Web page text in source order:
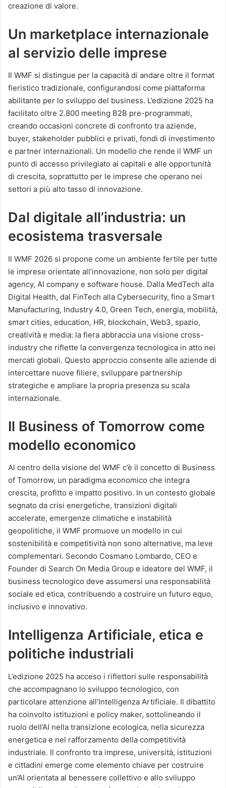
creazione di valore.
Un marketplace internazionale
al servizio delle imprese
Il WMF si distingue per la capacità di andare oltre il format
fieristico tradizionale, configurandosi come piattaforma
abilitante per lo sviluppo del business. L’edizione 2025 ha
facilitato oltre 2.800 meeting B2B pre-programmati,
creando occasioni concrete di confronto tra aziende,
buyer, stakeholder pubblici e privati, fondi di investimento
e partner internazionali. Un modello che rende il WMF un
punto di accesso privilegiato ai capitali e alle opportunità
di crescita, soprattutto per le imprese che operano nei
settori a più alto tasso di innovazione.
Dal digitale all’industria: un
ecosistema trasversale
Il WMF 2026 si propone come un ambiente fertile per tutte
le imprese orientate all’innovazione, non solo per digital
agency, AI company e software house. Dalla MedTech alla
Digital Health, dal FinTech alla Cybersecurity, fino a Smart
Manufacturing, Industry 4.0, Green Tech, energia, mobilità,
smart cities, education, HR, blockchain, Web3, spazio,
creatività e media: la fiera abbraccia una visione cross-
industry che riflette la convergenza tecnologica in atto nei
mercati globali. Questo approccio consente alle aziende di
intercettare nuove filiere, sviluppare partnership
strategiche e ampliare la propria presenza su scala
internazionale.
Il Business of Tomorrow come
modello economico
Al centro della visione del WMF c’è il concetto di Business
of Tomorrow, un paradigma economico che integra
crescita, profitto e impatto positivo. In un contesto globale
segnato da crisi energetiche, transizioni digitali
accelerate, emergenze climatiche e instabilità
geopolitiche, il WMF promuove un modello in cui
sostenibilità e competitività non sono alternative, ma leve
complementari. Secondo Cosmano Lombardo, CEO e
Founder di Search On Media Group e ideatore del WMF, il
business tecnologico deve assumersi una responsabilità
sociale ed etica, contribuendo a costruire un futuro equo,
inclusivo e innovativo.
Intelligenza Artificiale, etica e
politiche industriali
L’edizione 2025 ha acceso i riflettori sulle responsabilità
che accompagnano lo sviluppo tecnologico, con
particolare attenzione all’Intelligenza Artificiale. Il dibattito
ha coinvolto istituzioni e policy maker, sottolineando il
ruolo dell’AI nella transizione ecologica, nella sicurezza
energetica e nel rafforzamento della competitività
industriale. Il confronto tra imprese, università, istituzioni
e cittadini emerge come elemento chiave per costruire
un’AI orientata al benessere collettivo e allo sviluppo